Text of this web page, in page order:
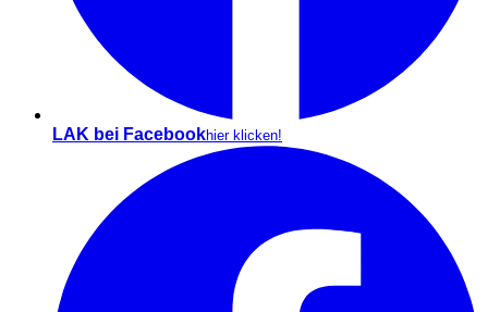
LAK bei Facebookhier klicken!